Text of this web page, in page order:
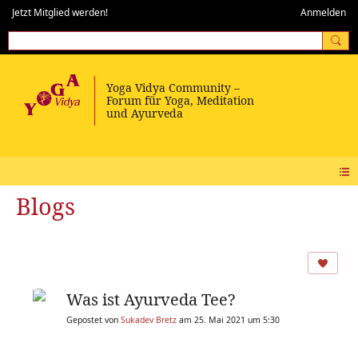
Jetzt Mitglied werden! Anmelden
Blogs
Was ist Ayurveda Tee?
Gepostet von Sukadev Bretz am 25. Mai 2021 um 5:30